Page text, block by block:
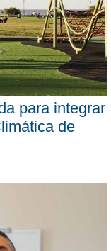
para integrar
de